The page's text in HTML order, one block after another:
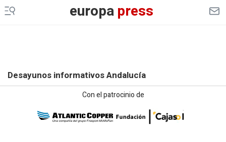
europapress
Desayunos informativos Andalucía
Con el patrocinio de